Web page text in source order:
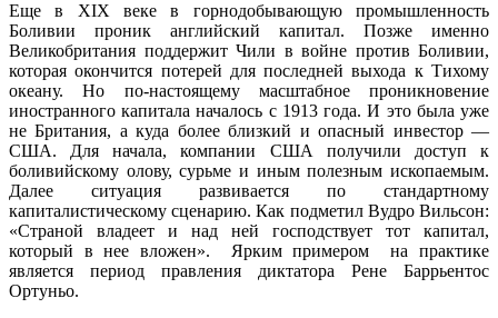
Еще в XIX веке в горнодобывающую промышленность
Боливии проник английский капитал. Позже именно
Великобритания поддержит Чили в войне против Боливии,
которая окончится потерей для последней выхода к Тихому
океану. Но по-настоящему масштабное проникновение
иностранного капитала началось с 1913 года. И это была уже
не Британия, а куда более близкий и опасный инвестор —
США. Для начала, компании США получили доступ к
боливийскому олову, сурьме и иным полезным ископаемым.
Далее ситуация развивается по стандартному
капиталистическому сценарию. Как подметил Вудро Вильсон:
«Страной владеет и над ней господствует тот капитал,
который в нее вложен». Ярким примером на практике
является период правления диктатора Рене Баррьентос
Ортуньо.